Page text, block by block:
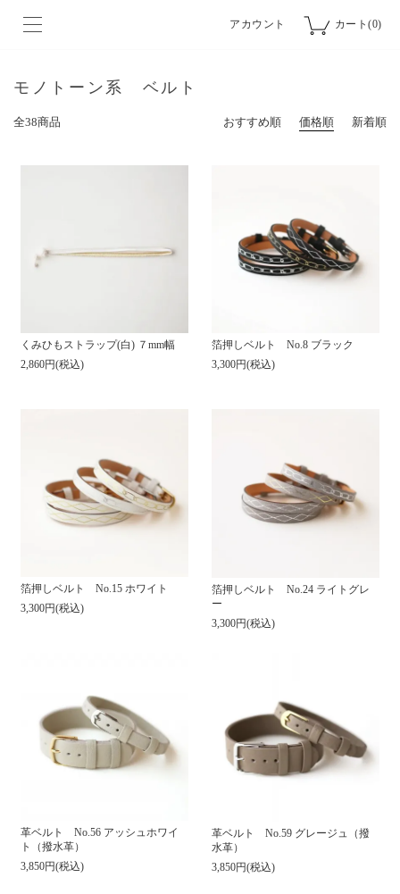
アカウント カート(0)
モノトーン系 ベルト
全38商品 おすすめ順 価格順 新着順
くみひもストラップ(白) ７mm幅
2,860円(税込)
箔押しベルト No.8 ブラック
3,300円(税込)
箔押しベルト No.15 ホワイト
3,300円(税込)
箔押しベルト No.24 ライトグレ
ー
3,300円(税込)
革ベルト No.56 アッシュホワイ
ト（撥水革）
3,850円(税込)
革ベルト No.59 グレージュ（撥
水革）
3,850円(税込)